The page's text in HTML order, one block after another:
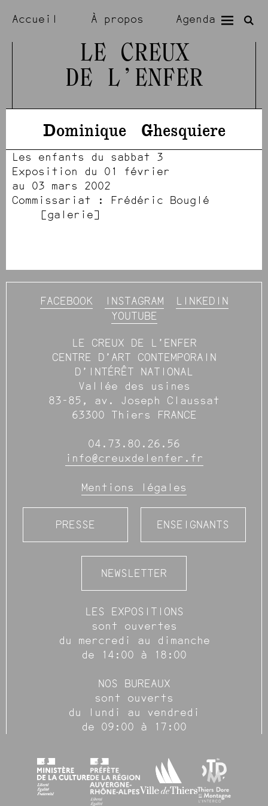
Accueil À propos Agenda
Expositions Résidences
Artistes
LE CREUX
DE L’ENFER
Dominique Ghesquiere
Les enfants du sabbat 3
Exposition du 01 février
au 03 mars 2002
Commissariat : Frédéric Bouglé
galerie
FACEBOOK INSTAGRAM
LINKEDIN
YOUTUBE
LE CREUX DE L’ENFER
CENTRE D’ART CONTEMPORAIN
D’INTÉRÊT NATIONAL
Vallée des usines
83-85, av. Joseph Claussat
63300 Thiers FRANCE
04.73.80.26.56
info@creuxdelenfer.fr
Mentions légales
PRESSE ENSEIGNANTS
NEWSLETTER
LES EXPOSITIONS
sont ouvertes
du mercredi au dimanche
de 14:00 à 18:00
NOS BUREAUX
sont ouverts
du lundi au vendredi
de 09:00 à 17:00